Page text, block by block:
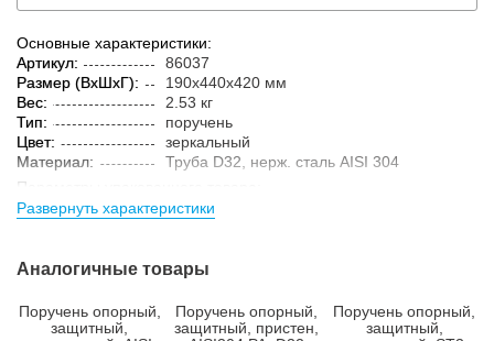
Основные характеристики:
Артикул:
86037
Размер (ВxШxГ):
190x440x420 мм
Вес:
2.53 кг
Тип:
поручень
Цвет:
зеркальный
Материал:
Труба D32, нерж. cталь AISI 304
Параметры упакованного товара:
Размер (ВxШxГ):
200x450x430 мм
упаковке:
Развернуть характеристики
Аналогичные товары
Поручень опорный,
защитный,
Поручень опорный,
защитный, пристен,
Поручень опорный,
защитный,